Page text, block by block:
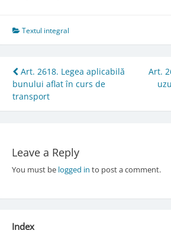
Textul integral
Post
navigation
Art. 2618. Legea aplicabilă
bunului aflat în curs de
transport
Art.
Leave a Reply
You must be logged in to post a comment.
Index